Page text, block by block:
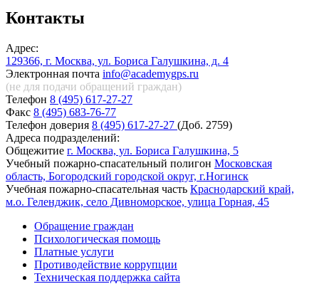
Контакты
Адрес:
129366, г. Москва, ул. Бориса Галушкина, д. 4
Электронная почта info@academygps.ru
(не для подачи обращений граждан)
Телефон 8 (495) 617-27-27
Факс 8 (495) 683-76-77
Телефон доверия 8 (495) 617-27-27 (Доб. 2759)
Адреса подразделений:
Общежитие г. Москва, ул. Бориса Галушкина, 5
Учебный пожарно-спасательный полигон Московская
область, Богородский городской округ, г.Ногинск
Учебная пожарно-спасательная часть Краснодарский край,
м.о. Геленджик, село Дивноморское, улица Горная, 45
Обращение граждан
Психологическая помощь
Платные услуги
Противодействие коррупции
Техническая поддержка сайта